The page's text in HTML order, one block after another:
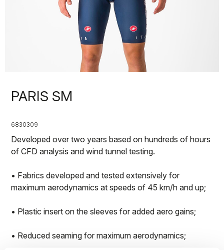
PARIS SM
6830309
Developed over two years based on hundreds of hours
of CFD analysis and wind tunnel testing.
• Fabrics developed and tested extensively for
maximum aerodynamics at speeds of 45 km/h and up;
• Plastic insert on the sleeves for added aero gains;
• Reduced seaming for maximum aerodynamics;